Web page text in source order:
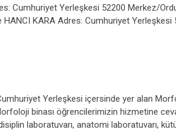
Cumhuriyet Yerleşkesi 52200 Merkez/
HANCI KARA Adres: Cumhuriyet
Yerleşkesi içersinde yer alan
binası öğrencilerimizin hizmetine
laboratuvarı, anatomi laboratuvarı,